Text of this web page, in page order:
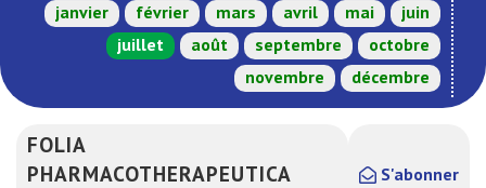
janvier février mars avril mai
juin
juillet
août septembre
octobre
novembre
décembre
FOLIA
PHARMACOTHERAPEUTICA
S'abonner